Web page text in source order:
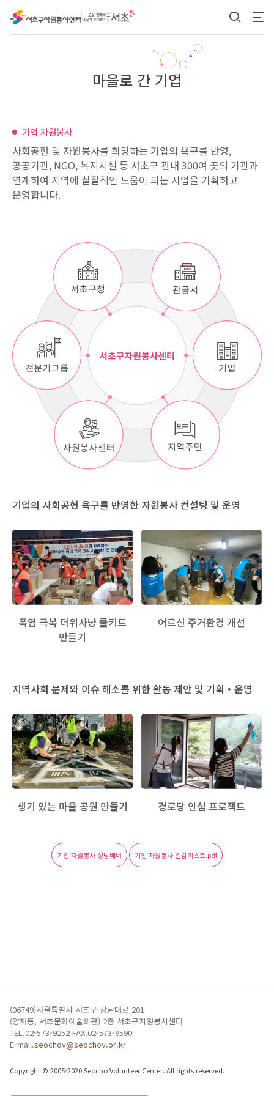
마을로 간 기업
기업 자원봉사
사회공헌 및 자원봉사를 희망하는 기업의 욕구를 반영,
공공기관, NGO, 복지시설 등 서초구 관내 300여 곳의 기관과
연계하여 지역에 실질적인 도움이 되는 사업을 기획하고
운영합니다.
기업의 사회공헌 욕구를 반영한 자원봉사 컨설팅 및 운영
폭염 극복 더위사냥 쿨키트
만들기
어르신 주거환경 개선
지역사회 문제와 이슈 해소를 위한 활동 제안 및 기획・운영
생기 있는 마을 공원 만들기 경로당 안심 프로젝트
기업 자원봉사 상담배너 기업 자원봉사 일감리스트.pdf
(06749)서울특별시 서초구 강남대로 201
(양재동, 서초문화예술회관) 2층 서초구자원봉사센터
TEL.02-573-9252 FAX.02-573-9590
E-mail.seochov@seochov.or.kr
Copyright © 2005-2020 Seocho Volunteer Center. All rights reserved.